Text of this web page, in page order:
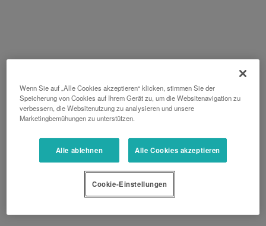
Wenn Sie auf „Alle Cookies akzeptieren“ klicken, stimmen Sie der
Speicherung von Cookies auf Ihrem Gerät zu, um die Websitenavigation zu
verbessern, die Websitenutzung zu analysieren und unsere
Marketingbemühungen zu unterstützen.
Alle ablehnen Alle Cookies akzeptieren
Cookie-Einstellungen